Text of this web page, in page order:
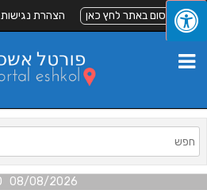
לפרסום באתר לחץ כאן הצהרת נגישות
08/08/2026 11:30